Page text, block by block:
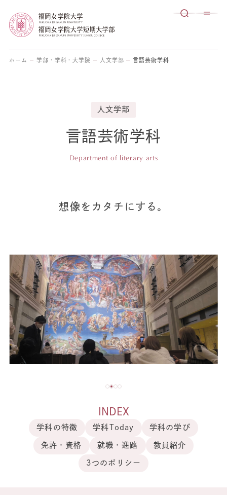
ホーム 学部・学科・大学院 人文学部 言語芸術学科
人文学部
言語芸術学科
Department of literary arts
想像をカタチにする。
INDEX
学科の特徴 学科Today 学科の学び
免許・資格 就職・進路 教員紹介
3つのポリシー